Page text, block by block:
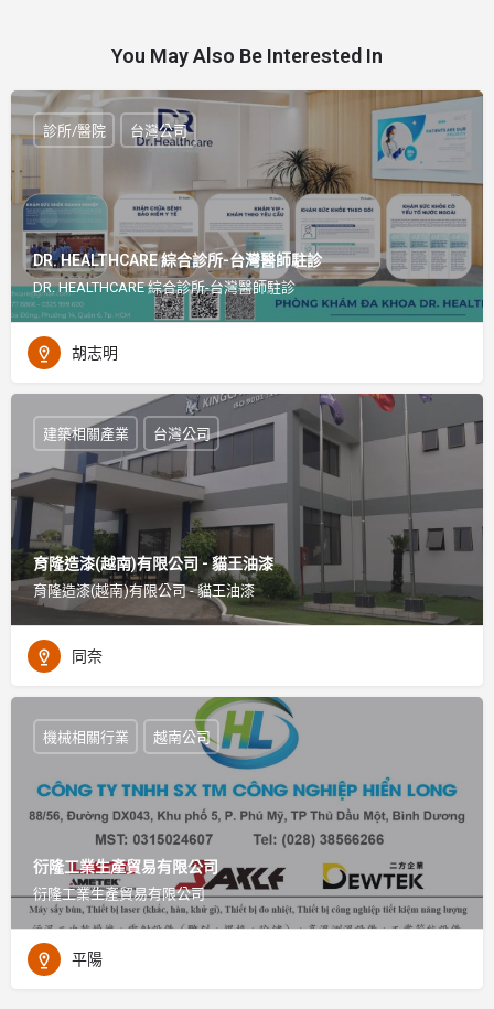
You May Also Be Interested In
DR. HEALTHCARE 綜合診所-台灣醫師駐診
DR. HEALTHCARE 綜合診所-台灣醫師駐診
診所/醫院 台灣公司
胡志明
育隆造漆(越南)有限公司 - 貓王油漆
育隆造漆(越南)有限公司 - 貓王油漆
建築相關產業 台灣公司
同奈
衍隆工業生產貿易有限公司
衍隆工業生產貿易有限公司
機械相關行業 越南公司
平陽